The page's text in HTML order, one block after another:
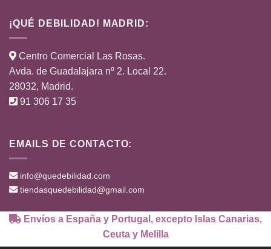
¡QUÉ DEBILIDAD! MADRID:
Centro Comercial Las Rosas.
Avda. de Guadalajara nº 2. Local 22.
28032, Madrid.
91 306 17 35
EMAILS DE CONTACTO:
info@quedebilidad.com
tiendasquedebilidad@gmail.com
Envíos a España y Portugal, excepto Islas Canarias,
Ceuta y Melilla